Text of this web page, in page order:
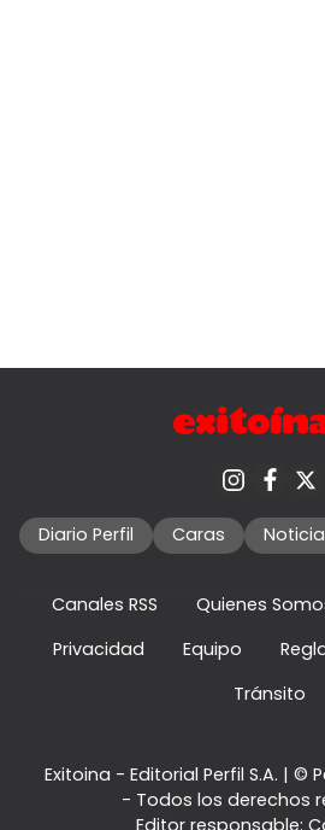
Diario Perfil Caras
Canales RSS Quienes
Privacidad
Equipo
Tránsito
Exitoina - Editorial Perfil S.A. | ©
- Todos los derechos
Editor responsable: